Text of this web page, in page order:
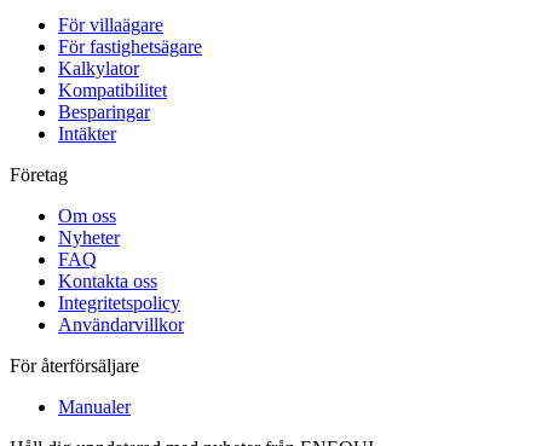
För villaägare
För fastighetsägare
Kalkylator
Kompatibilitet
Besparingar
Intäkter
Företag
Om oss
Nyheter
FAQ
Kontakta oss
Integritetspolicy
Användarvillkor
För återförsäljare
Manualer